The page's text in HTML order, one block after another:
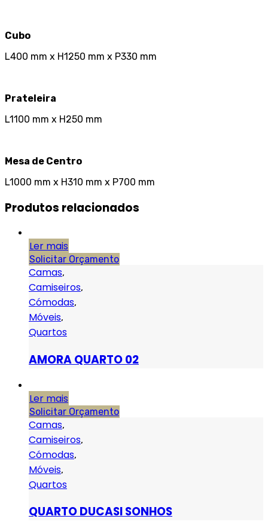
Cubo
L400 mm x H1250 mm x P330 mm
Prateleira
L1100 mm x H250 mm
Mesa de Centro
L1000 mm x H310 mm x P700 mm
Produtos relacionados
Ler mais
Solicitar Orçamento
Camas,
Camiseiros,
Cómodas,
Móveis,
Quartos
AMORA QUARTO 02
Ler mais
Solicitar Orçamento
Camas,
Camiseiros,
Cómodas,
Móveis,
Quartos
QUARTO DUCASI SONHOS